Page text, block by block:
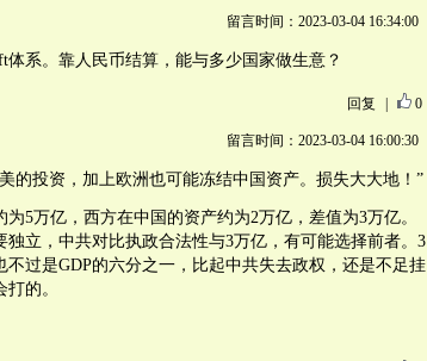
留言时间：2023-03-04 16:34:00
体系。靠人民币结算，能与多少国家做生意？
回复 0
留言时间：2023-03-04 16:00:30
的投资，加上欧洲也可能冻结中国资产。损失大大地！”
5万亿，西方在中国的资产约为2万亿，差值为3万亿。
独立，中共对比执政合法性与3万亿，有可能选择前者。3
不过是GDP的六分之一，比起中共失去政权，还是不足挂
的。